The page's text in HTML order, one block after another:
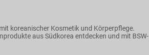
koreanischer Kosmetik und Körperpflege.
aus Südkorea entdecken und mit BSW-